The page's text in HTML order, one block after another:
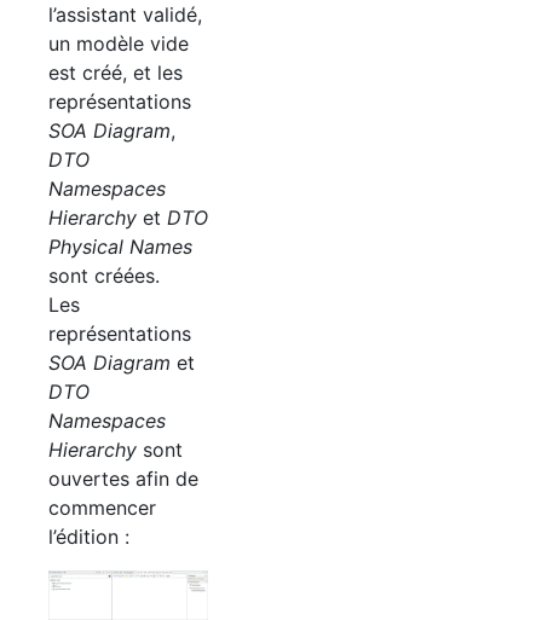
l’assistant validé,
un modèle vide
est créé, et les
représentations
SOA Diagram,
DTO
Namespaces
Hierarchy et DTO
Physical Names
sont créées.
Les
représentations
SOA Diagram et
DTO
Namespaces
Hierarchy sont
ouvertes afin de
commencer
l’édition :